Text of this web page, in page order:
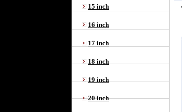
15 inch
16 inch
17 inch
18 inch
19 inch
20 inch